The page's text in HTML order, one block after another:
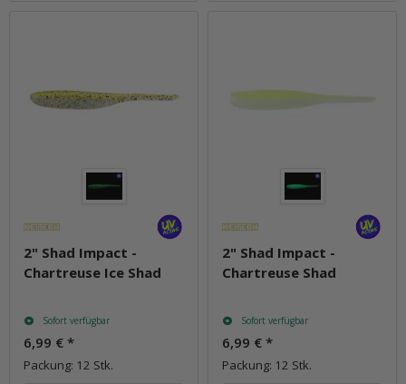
2" Shad Impact -
Chartreuse Ice Shad
Sofort verfügbar
6,99 € *
Packung: 12 Stk.
2" Shad Impact -
Chartreuse Shad
Sofort verfügbar
6,99 € *
Packung: 12 Stk.